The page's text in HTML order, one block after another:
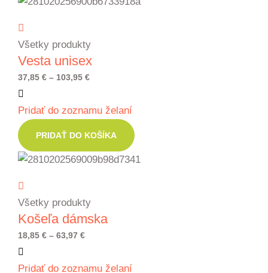
Všetky produkty
Vesta unisex
37,85 € – 103,95 €Price
37,85 €
Pridať do zoznamu želaní
PRIDAŤ DO KOŠÍKA
Všetky produkty
Košeľa dámska
18,85 € – 63,97 €Price
18,85 €
Pridať do zoznamu želaní